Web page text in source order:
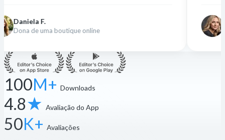
online Designer
100M+ Downloads
4.8★ Avaliação do App
50K+ Avaliações